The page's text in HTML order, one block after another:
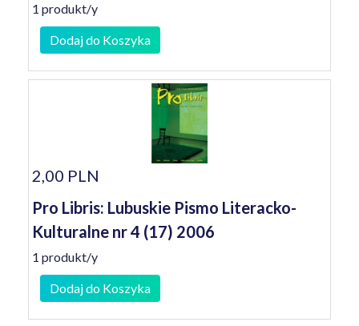
1 produkt/y
Dodaj do Koszyka
2,00 PLN
Pro Libris: Lubuskie Pismo Literacko-
Kulturalne nr 4 (17) 2006
1 produkt/y
Dodaj do Koszyka